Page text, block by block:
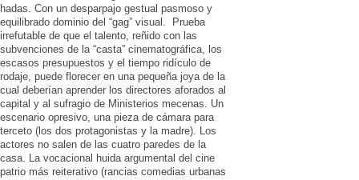
hadas. Con un desparpajo gestual pasmoso y
equilibrado dominio del “gag” visual. Prueba
irrefutable de que el talento, reñido con las
subvenciones de la “casta” cinematográfica, los
escasos presupuestos y el tiempo ridículo de
rodaje, puede florecer en una pequeña joya de la
cual deberían aprender los directores aforados al
capital y al sufragio de Ministerios mecenas. Un
escenario opresivo, una pieza de cámara para
terceto (los dos protagonistas y la madre). Los
actores no salen de las cuatro paredes de la
casa. La vocacional huida argumental del cine
patrio más reiterativo (rancias comedias urbanas